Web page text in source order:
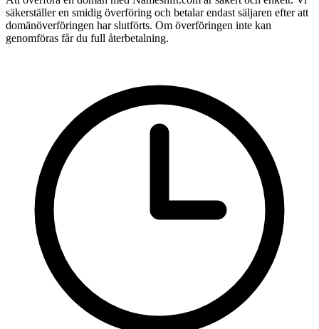
säkerställer en smidig överföring och betalar endast säljaren efter att
domänöverföringen har slutförts. Om överföringen inte kan
genomföras får du full återbetalning.